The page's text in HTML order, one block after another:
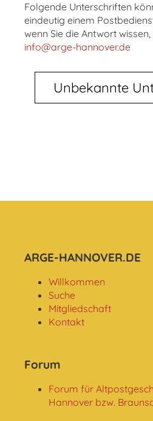
Folgende Unterschriften
eindeutig einem
wenn Sie die Antwort
info@arge-hannover.de
Unbekannte
ARGE-HANNOVER.DE
Willkommen
Suche
Mitgliedschaft
Kontakt
Forum
Forum für
Hannover bzw.